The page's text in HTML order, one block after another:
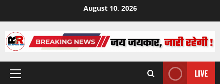
content
August 10, 2026
Primary
LIVE